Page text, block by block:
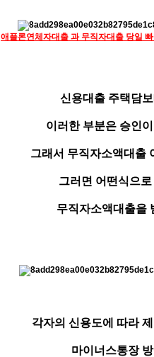
애플론연체자대출 과 무직자대출 당일
신용대출 주택담
이러한 부분은 승인
그래서 무직자소액대출
그러면 어떤식으
무직자소액대출을
각자의 신용도에 따라
마이너스통장